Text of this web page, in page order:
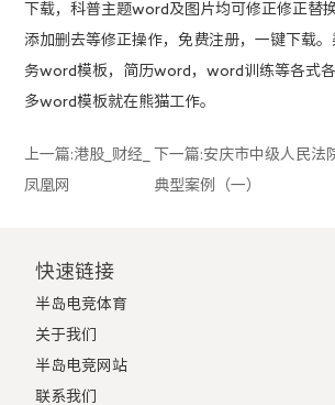
下载，科普主题word及图片均可修正修正替
添加删去等修正操作，免费注册，一键下载
务word模板，简历word，word训练等各式
多word模板就在熊猫工作。
上一篇:港股_财经_
凤凰网
下一篇:安庆市中级人民法
典型案例（一）
快速链接
半岛电竞体育
关于我们
半岛电竞网站
联系我们